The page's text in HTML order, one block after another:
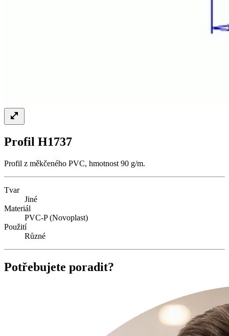
Profil H1737
Profil z měkčeného PVC, hmotnost 90 g/m.
Tvar
Jiné
Materiál
PVC-P (Novoplast)
Použití
Různé
Potřebujete poradit?